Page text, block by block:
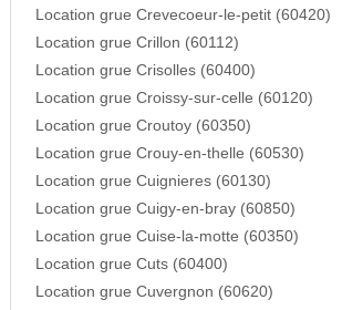
Location grue Crevecoeur-le-petit (60420)
Location grue Crillon (60112)
Location grue Crisolles (60400)
Location grue Croissy-sur-celle (60120)
Location grue Croutoy (60350)
Location grue Crouy-en-thelle (60530)
Location grue Cuignieres (60130)
Location grue Cuigy-en-bray (60850)
Location grue Cuise-la-motte (60350)
Location grue Cuts (60400)
Location grue Cuvergnon (60620)